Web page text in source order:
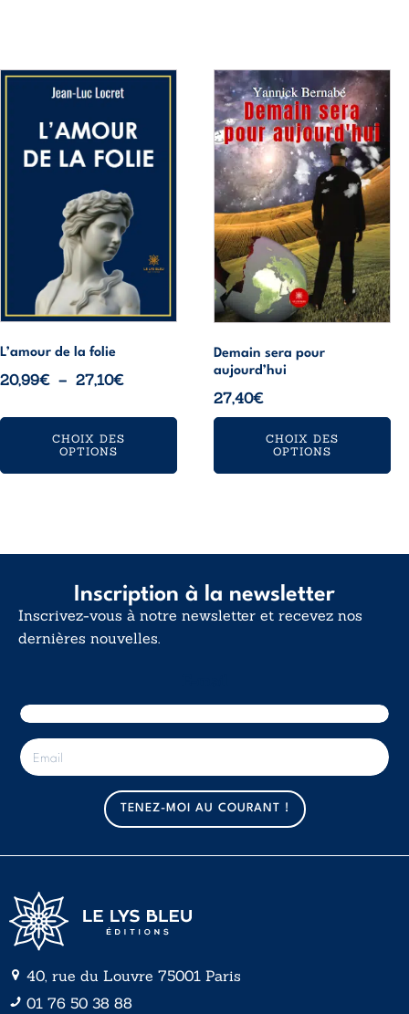
L’amour de la folie
20,99€ – 27,10€Plage
20,99€
à
CHOIX DES
OPTIONS
Ce
plusieurs
variations.
choisies
page
du
Demain sera pour
aujourd’hui
27,40€
CHOIX DES
OPTIONS
Ce
produit
a
plusieurs
variations.
Les
options
peuvent
être
choisies
sur
page
du
produit
Inscription à la newsletter
Inscrivez-vous à notre newsletter et recevez nos
dernières nouvelles.
E
-
m
TENEZ-MOI AU COURANT !
40, rue du Louvre 75001 Paris
01 76 50 38 88